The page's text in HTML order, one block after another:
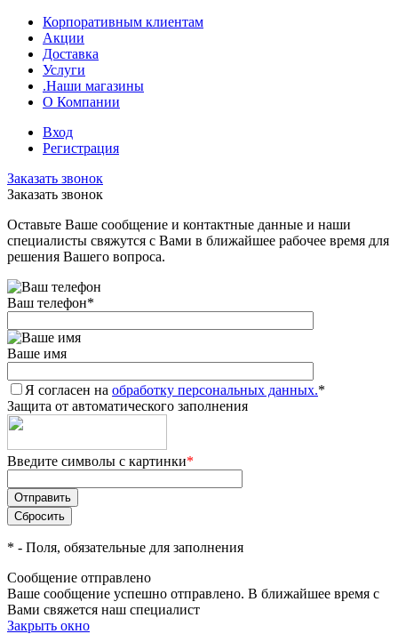
Корпоративным клиентам
Акции
Доставка
Услуги
.Наши магазины
О Компании
Вход
Регистрация
Заказать звонок
Заказать звонок
Оставьте Ваше сообщение и контактные данные и наши
специалисты свяжутся с Вами в ближайшее рабочее время для
решения Вашего вопроса.
Ваш телефон*
Ваше имя
Я согласен на обработку персональных данных.*
Защита от автоматического заполнения
Введите символы с картинки*
* - Поля, обязательные для заполнения
Сообщение отправлено
Ваше сообщение успешно отправлено. В ближайшее время с
Вами свяжется наш специалист
Закрыть окно